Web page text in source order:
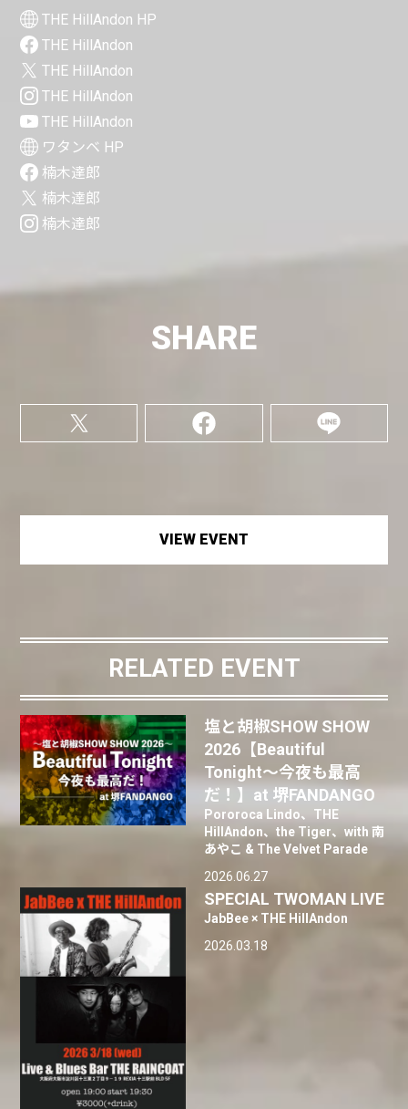
THE HillAndon HP
THE HillAndon
THE HillAndon
THE HillAndon
THE HillAndon
ワタンベ HP
楠木達郎
楠木達郎
楠木達郎
SHARE
VIEW EVENT
RELATED EVENT
塩と胡椒SHOW SHOW
2026【Beautiful
Tonight〜今夜も最高
だ！】at 堺FANDANGO
Pororoca Lindo、THE
HillAndon、the Tiger、with 南
あやこ & The Velvet Parade
2026.06.27
SPECIAL TWOMAN LIVE
JabBee × THE HillAndon
2026.03.18